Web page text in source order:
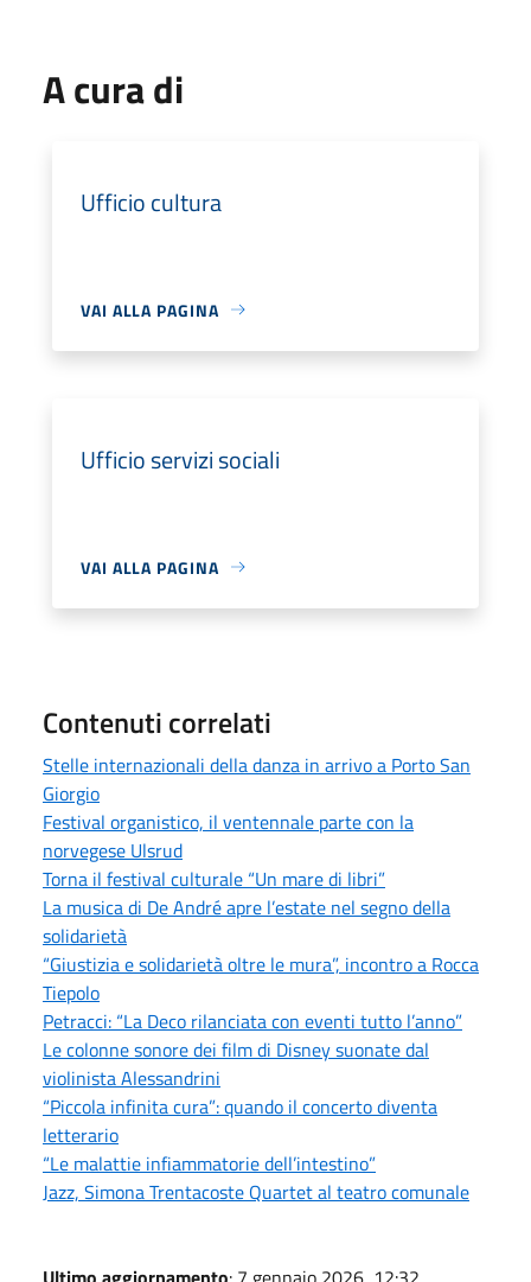
A cura di
Ufficio cultura
VAI ALLA PAGINA
Ufficio servizi sociali
VAI ALLA PAGINA
Contenuti correlati
Stelle internazionali della danza in arrivo a Porto San
Giorgio
Festival organistico, il ventennale parte con la
norvegese Ulsrud
Torna il festival culturale “Un mare di libri”
La musica di De André apre l’estate nel segno della
solidarietà
“Giustizia e solidarietà oltre le mura”, incontro a Rocca
Tiepolo
Petracci: “La Deco rilanciata con eventi tutto l’anno”
Le colonne sonore dei film di Disney suonate dal
violinista Alessandrini
“Piccola infinita cura”: quando il concerto diventa
letterario
“Le malattie infiammatorie dell’intestino”
Jazz, Simona Trentacoste Quartet al teatro comunale